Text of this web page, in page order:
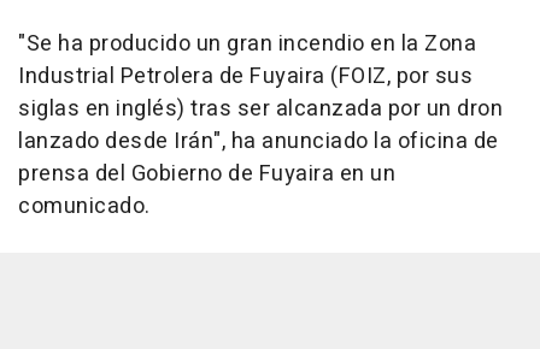
"Se ha producido un gran incendio en la Zona
Industrial Petrolera de Fuyaira (FOIZ, por sus
siglas en inglés) tras ser alcanzada por un dron
lanzado desde Irán", ha anunciado la oficina de
prensa del Gobierno de Fuyaira en un
comunicado.